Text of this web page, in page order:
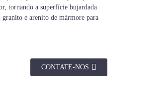
tornando a superfície bujardada
e arenito de mármore para
CONTATE-NOS